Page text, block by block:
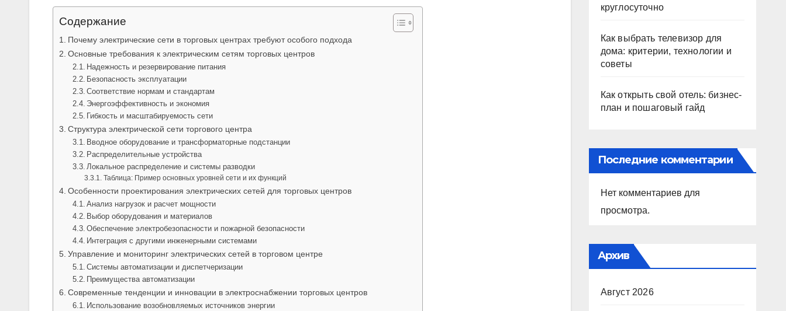
Содержание
Почему электрические сети в торговых центрах требуют особого подхода
Основные требования к электрическим сетям торговых центров
Надежность и резервирование питания
Безопасность эксплуатации
Соответствие нормам и стандартам
Энергоэффективность и экономия
Гибкость и масштабируемость сети
Структура электрической сети торгового центра
Вводное оборудование и трансформаторные подстанции
Распределительные устройства
Локальное распределение и системы разводки
Таблица: Пример основных уровней сети и их функций
Особенности проектирования электрических сетей для торговых центров
Анализ нагрузок и расчет мощности
Выбор оборудования и материалов
Обеспечение электробезопасности и пожарной безопасности
Интеграция с другими инженерными системами
Управление и мониторинг электрических сетей в торговом центре
Системы автоматизации и диспетчеризации
Преимущества автоматизации
Современные тенденции и инновации в электроснабжении торговых центров
Использование возобновляемых источников энергии
круглосуточно
Как выбрать телевизор для
дома: критерии, технологии и
советы
Как открыть свой отель: бизнес-
план и пошаговый гайд
Последние комментарии
Нет комментариев для
просмотра.
Архив
Август 2026